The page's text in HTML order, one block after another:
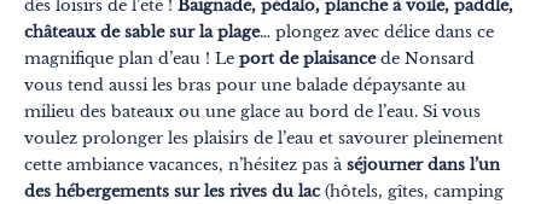
des loisirs de l’été ! Baignade, pédalo, planche à voile, paddle,
châteaux de sable sur la plage… plongez avec délice dans ce
magnifique plan d’eau ! Le port de plaisancede Nonsard
vous tend aussi les bras pour une balade dépaysante au
milieu des bateaux ou une glace au bord de l’eau. Si vous
voulez prolonger les plaisirs de l’eau et savourer pleinement
cette ambiance vacances, n’hésitez pas à séjourner dans l’un
des hébergements sur les rives du lac (hôtels, gîtes, camping